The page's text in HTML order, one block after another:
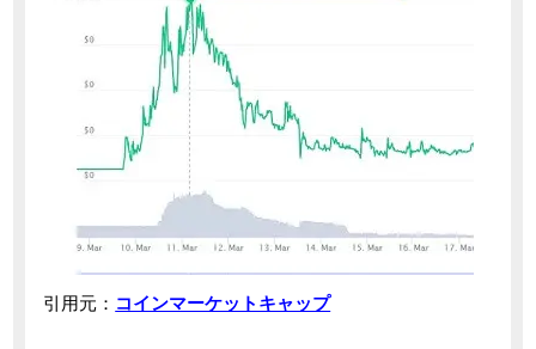
引用元： コインマーケットキャップ